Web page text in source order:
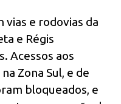
e rodovias da
e Régis
Acessos aos
Zona Sul, e de
bloqueados, e